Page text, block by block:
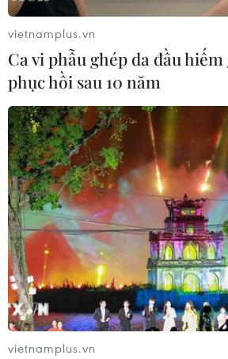
vietnamplus.vn
Ca vi phẫu ghép da đầu
phục hồi sau 10 năm
vietnamplus.vn